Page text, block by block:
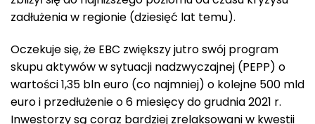
zadłużenia w regionie (dziesięć lat temu).
Oczekuje się, że EBC zwiększy jutro swój program
skupu aktywów w sytuacji nadzwyczajnej (PEPP) o
wartości 1,35 bln euro (co najmniej) o kolejne 500 mld
euro i przedłużenie o 6 miesięcy do grudnia 2021 r.
Inwestorzy są coraz bardziej zrelaksowani w kwestii